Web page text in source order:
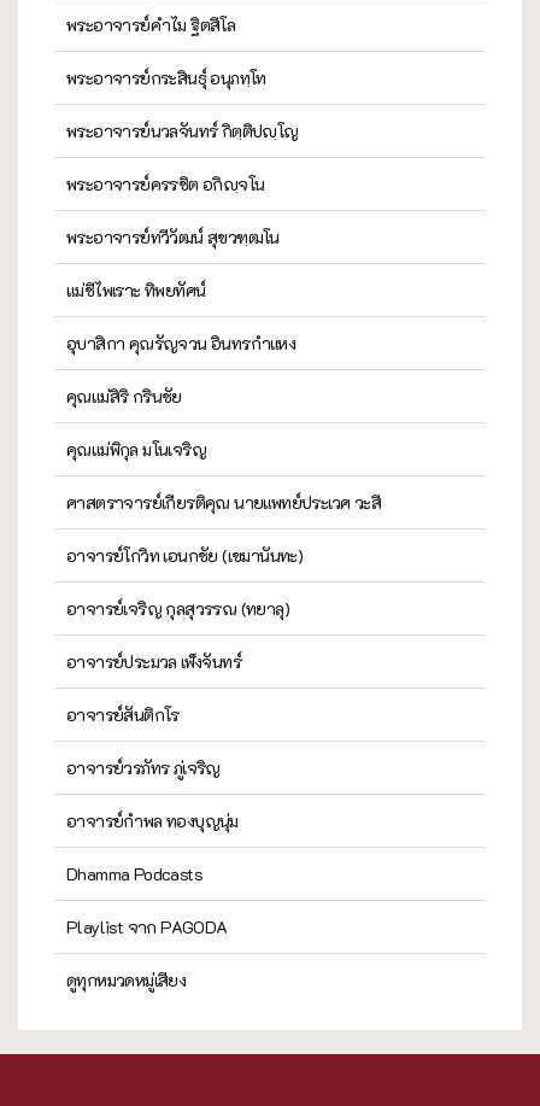
พระอาจารย์คำไม ฐิตสีโล
พระอาจารย์กระสินธุ์ อนุภทฺโท
พระอาจารย์นวลจันทร์ กิตฺติปญฺโญ
พระอาจารย์ครรชิต อกิญฺจโน
พระอาจารย์ทวีวัฒน์ สุขวฑฺฒโน
แม่ชีไพเราะ ทิพยทัศน์
อุบาสิกา คุณรัญจวน อินทรกำแหง
คุณแม่สิริ กรินชัย
คุณแม่พิกุล มโนเจริญ
ศาสตราจารย์เกียรติคุณ นายแพทย์ประเวศ วะสี
อาจารย์โกวิท เอนกชัย (เขมานันทะ)
อาจารย์เจริญ กุลสุวรรณ (ทยาลุ)
อาจารย์ประมวล เพ็งจันทร์
อาจารย์สันติกโร
อาจารย์วรภัทร ภู่เจริญ
อาจารย์กำพล ทองบุญนุ่ม
Dhamma Podcasts
Playlist จาก PAGODA
ดูทุกหมวดหมู่เสียง